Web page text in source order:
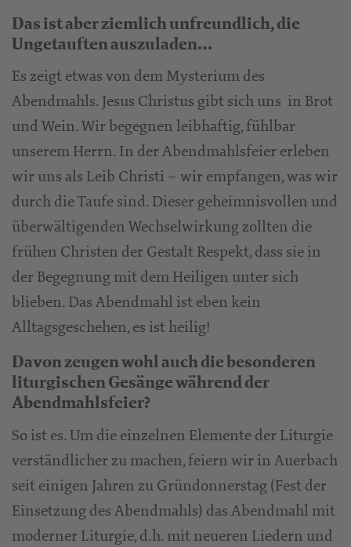
Das ist aber ziemlich unfreundlich, die
Ungetauften auszuladen…
Es zeigt etwas von dem Mysterium des
Abendmahls. Jesus Christus gibt sich uns in Brot
und Wein. Wir begegnen leibhaftig, fühlbar
unserem Herrn. In der Abendmahlsfeier erleben
wir uns als Leib Christi – wir empfangen, was wir
durch die Taufe sind. Dieser geheimnisvollen und
überwältigenden Wechselwirkung zollten die
frühen Christen der Gestalt Respekt, dass sie in
der Begegnung mit dem Heiligen unter sich
blieben. Das Abendmahl ist eben kein
Alltagsgeschehen, es ist heilig!
Davon zeugen wohl auch die besonderen
liturgischen Gesänge während der
Abendmahlsfeier?
So ist es. Um die einzelnen Elemente der Liturgie
verständlicher zu machen, feiern wir in Auerbach
seit einigen Jahren zu Gründonnerstag (Fest der
Einsetzung des Abendmahls) das Abendmahl mit
moderner Liturgie, d.h. mit neueren Liedern und